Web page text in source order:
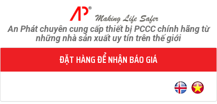
An Phát chuyên cung cấp thiết bị PCCC chính hãng từ
những nhà sản xuất uy tín trên thế giới
ĐẶT HÀNG ĐỂ NHẬN BÁO GIÁ